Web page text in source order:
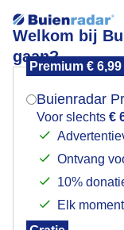
Welkom bij
gaan?
Premium €
Buienradar
Voor slechts €
Ontvang
10%
Elk
Lekker zonnig
Mogen we
Indien je hier
verschijnt er